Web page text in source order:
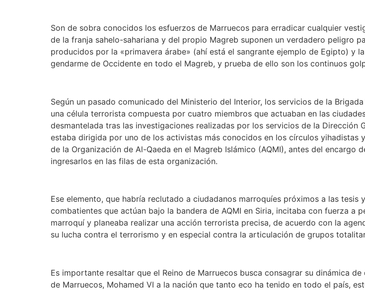
Son de sobra conocidos los esfuerzos de Marruecos para erradicar cualquier
de la franja sahelo-sahariana y del propio Magreb suponen un verdadero peligro
producidos por la «primavera árabe» (ahí está el sangrante ejemplo de Egipto) y
gendarme de Occidente en todo el Magreb, y prueba de ello son los continuos
Según un pasado comunicado del Ministerio del Interior, los servicios de la
una célula terrorista compuesta por cuatro miembros que actuaban en las
desmantelada tras las investigaciones realizadas por los servicios de la Dirección
estaba dirigida por uno de los activistas más conocidos en los círculos
de la Organización de Al-Qaeda en el Magreb Islámico (AQMI), antes del encargo
ingresarlos en las filas de esta organización.
Ese elemento, que habría reclutado a ciudadanos marroquíes próximos a las
combatientes que actúan bajo la bandera de AQMI en Siria, incitaba con fuerza
marroquí y planeaba realizar una acción terrorista precisa, de acuerdo con la
su lucha contra el terrorismo y en especial contra la articulación de grupos
Es importante resaltar que el Reino de Marruecos busca consagrar su dinámica
de Marruecos, Mohamed VI a la nación que tanto eco ha tenido en todo el país,